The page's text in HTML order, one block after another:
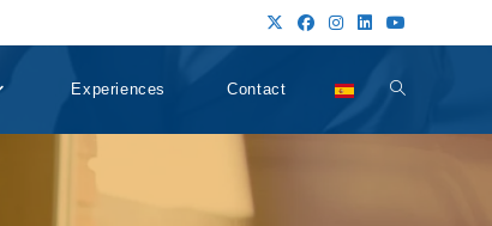
Experiences Contact Alternar